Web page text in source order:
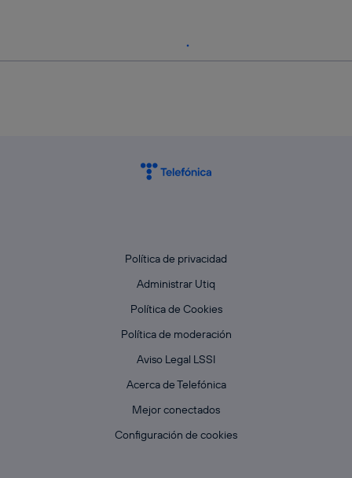
Política de privacidad
Administrar Utiq
Política de Cookies
Política de moderación
Aviso Legal LSSI
Acerca de Telefónica
Mejor conectados
Configuración de cookies